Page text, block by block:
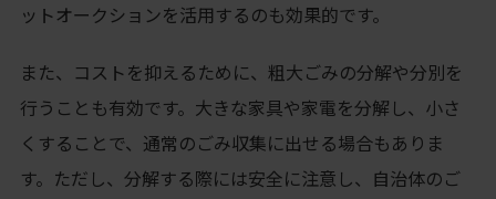
ットオークションを活用するのも効果的です。
また、コストを抑えるために、粗大ごみの分解や分別を
行うことも有効です。大きな家具や家電を分解し、小さ
くすることで、通常のごみ収集に出せる場合もありま
す。ただし、分解する際には安全に注意し、自治体のご